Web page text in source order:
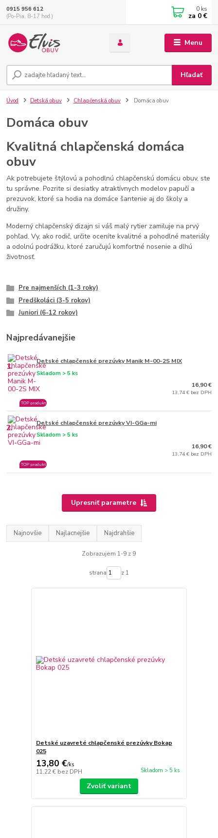
Menu
Hľadať
0915 956 612
(Po-Pia, 8-17 hod.)
0 ks
za 0 €
Úvod Detská obuv Chlapčenská obuv Domáca obuv
Domáca obuv
Kvalitná chlapčenská domáca
obuv
Ak potrebujete štýlovú a pohodlnú chlapčenskú domácu obuv, ste
tu správne. Pozrite si desiatky atraktívnych modelov papučí a
prezuvok, ktoré sa hodia na domáce šantenie aj do školy a
družiny.
Moderný chlapčenský dizajn si váš malý rytier zamiluje na prvý
pohľad. Vy, ako rodič, určite oceníte kvalitné a pohodlné materiály
a odolnú podrážku, ktoré zaručujú komfortné nosenie a dlhú
životnosť.
Pre najmenších (1-3 roky)
Predškoláci (3-5 rokov)
Juniori (6-12 rokov)
Najpredávanejšie
1. Detské chlapčenské prezúvky Manik M-00-2S MIX
Skladom > 5 ks
TOP produkt
16,90 €
13,74 € bez DPH
2. Detské chlapčenské prezúvky VI-GGa-mi
Skladom > 5 ks
TOP produkt
16,90 €
13,74 € bez DPH
Upresniť parametre
Najnovšie Najlacnejšie Najdrahšie
Zobrazujem 1-9 z 9
strana z 1
Detské uzavreté chlapčenské prezúvky Bokap
025
13,80 €/ks
11,22 € bez DPH Skladom > 5 ks
Zvoliť variant